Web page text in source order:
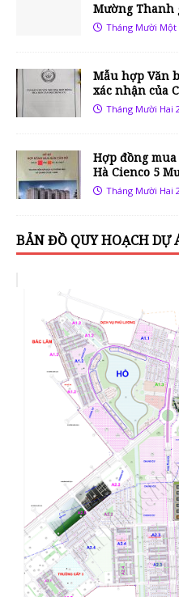
Mường Thanh
Tháng Mười Một
Mẫu hợp Văn
xác nhận của
Tháng Mười Hai
Hợp đồng
Hà Cienco 5
Tháng Mười Hai
BẢN ĐỒ QUY HOẠCH DỰ